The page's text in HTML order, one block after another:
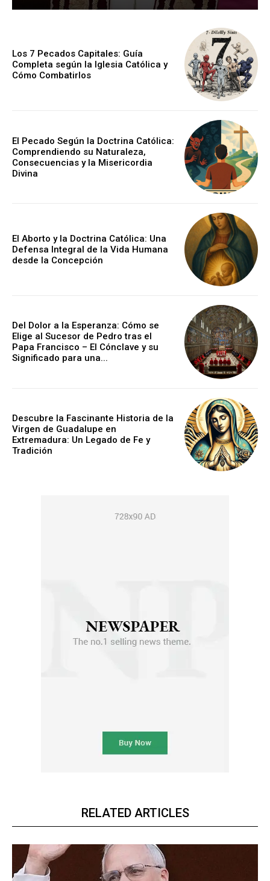
Los 7 Pecados Capitales: Guía
Completa según la Iglesia Católica y
Cómo Combatirlos
El Pecado Según la Doctrina Católica:
Comprendiendo su Naturaleza,
Consecuencias y la Misericordia
Divina
El Aborto y la Doctrina Católica: Una
Defensa Integral de la Vida Humana
desde la Concepción
Del Dolor a la Esperanza: Cómo se
Elige al Sucesor de Pedro tras el
Papa Francisco – El Cónclave y su
Significado para una...
Descubre la Fascinante Historia de la
Virgen de Guadalupe en
Extremadura: Un Legado de Fe y
Tradición
RELATED ARTICLES